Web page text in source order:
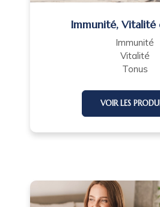
Immunité, Vitalité
Immunité
Vitalité
Tonus
VOIR LES